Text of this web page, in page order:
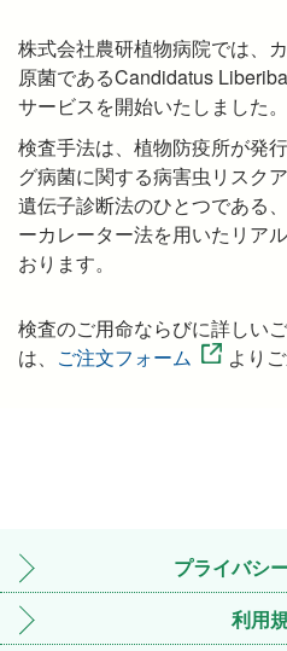
株式会社農研植物病院では、
原菌であるCandidatus
サービスを開始いたしました。
検査手法は、植物防疫所が発
グ病菌に関する病害虫リスク
遺伝子診断法のひとつである
ーカレーター法を用いたリア
おります。
検査のご用命ならびに詳しい
は、 ご注文フォーム より
プライバシ
利用